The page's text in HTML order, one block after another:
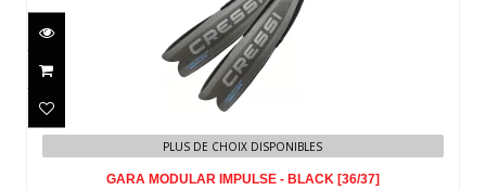
GARA MODULAR IMPULSE - BLACK
[36/37]
PLUS DE CHOIX DISPONIBLES
GARA MODULAR IMPULSE - BLACK [36/37]